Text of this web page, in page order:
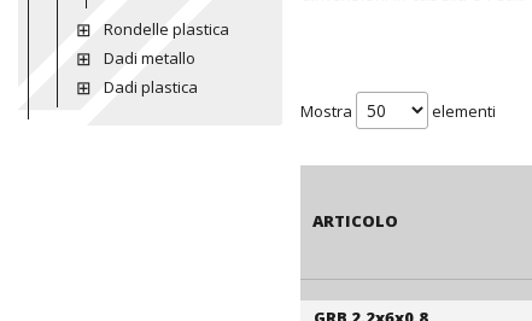
Rondelle plastica
Dadi metallo
Dadi plastica
Mostra elementi
ARTICOLO